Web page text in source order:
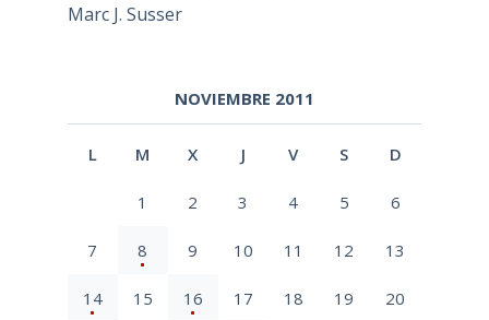
Marc J. Susser
NOVIEMBRE 2011
L M X J V S D
1 2 3 4 5 6
7 8 9 10 11 12 13
14 15 16 17 18 19 20